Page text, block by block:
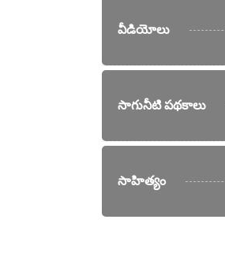
వీడియోలు
సాగునీటి పథకాలు
సాహిత్యం